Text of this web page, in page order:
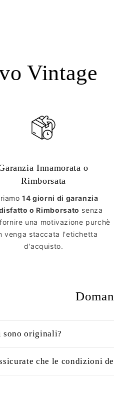
Vintage
Innamorata o
Rimborsata
14 giorni di garanzia
o Rimborsato senza
una motivazione purchè
venga staccata l'etichetta
d'acquisto.
originali?
che le condizioni